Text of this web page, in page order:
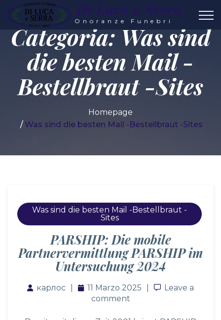
Di Luca e Serra
Onoranze Funebri
Categoria: Was sind
die besten Mail -
Bestellbraut -Sites
Homepage
Was sind die besten Mail -Bestellbraut -Sites
Was sind die besten Mail -Bestellbraut -
Sites
PARSHIP: Die mobile
Partnervermittlung PARSHIP im
Untersuchung 2024
карлос 11 Marzo 2025 Leave a
Leave a
comment